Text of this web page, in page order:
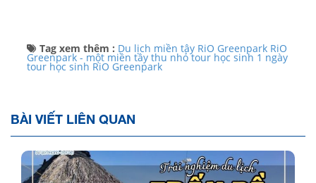
Tag xem thêm : Du lịch miền tây RiO Greenpark RiO
Greenpark - một miền tây thu nhỏ tour học sinh 1 ngày
tour học sinh RiO Greenpark
BÀI VIẾT LIÊN QUAN